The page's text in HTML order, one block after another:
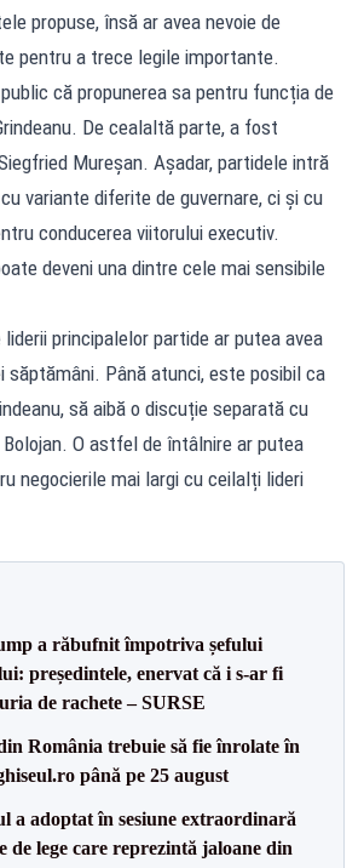
propuse, însă ar avea nevoie de
pentru a trece legile importante.
că propunerea sa pentru funcția de
De cealaltă parte, a fost
Mureșan. Așadar, partidele intră
variante diferite de guvernare, ci și cu
conducerea viitorului executiv.
deveni una dintre cele mai sensibile
principalelor partide ar putea avea
Până atunci, este posibil ca
să aibă o discuție separată cu
O astfel de întâlnire ar putea
negocierile mai largi cu ceilalți lideri
a răbufnit împotriva șefului
președintele, enervat că i s-ar fi
de rachete – SURSE
România trebuie să fie înrolate în
până pe 25 august
a adoptat în sesiune extraordinară
de lege care reprezintă jaloane din